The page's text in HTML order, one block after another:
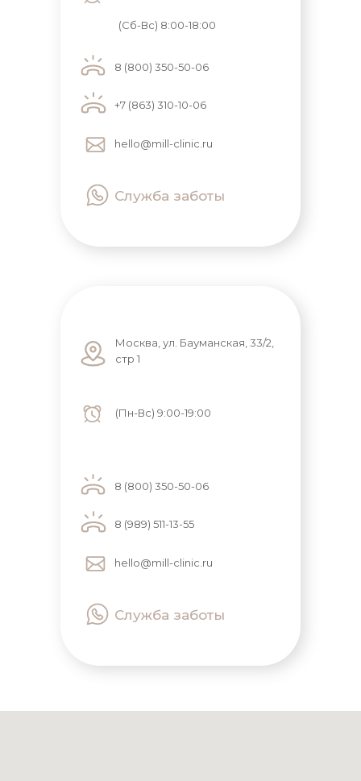
(Сб-Вс) 8:00-18:00
8 (800) 350-50-06
+7 (863) 310-10-06
hello@mill-clinic.ru
Служба заботы
Москва, ул. Бауманская, 33/2,
стр 1
(Пн-Вс) 9:00-19:00
8 (800) 350-50-06
8 (989) 511-13-55
hello@mill-clinic.ru
Служба заботы